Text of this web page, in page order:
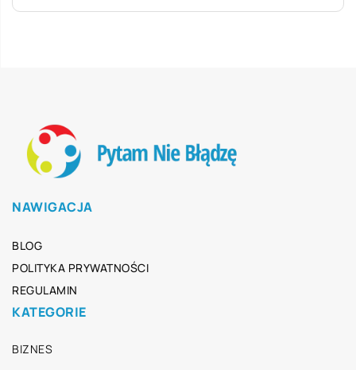
NAWIGACJA
BLOG
POLITYKA PRYWATNOŚCI
REGULAMIN
KATEGORIE
BIZNES